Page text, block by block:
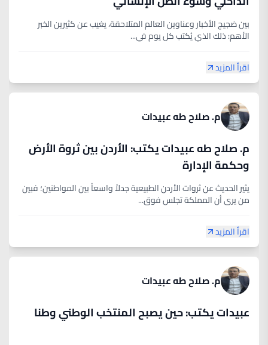
بين ضجيج الأخبار وعناوين العالم المتلاحقة، يغيب عن كثيرين الخبر
الأهم: ذلك الذي يُكتب كل يوم في...
اقرأ المزيد
م. صلاح طه عبيدات
م. صلاح طه عبيدات يكتب: الأردن بين ثروة الأرض
وحكمة الإدارة
يثير الحديث عن ثروات الأردن الطبيعية جدلاً واسعاً بين المواطنين؛ فبين
من يرى أن المملكة تجلس فوق...
اقرأ المزيد
م. صلاح طه عبيدات
عبيدات يكتب: حين يصبح المنتخب الوطني وطنا